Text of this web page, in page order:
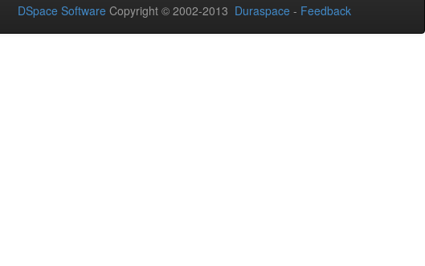
DSpace Software Copyright © 2002-2013 Duraspace - Feedback